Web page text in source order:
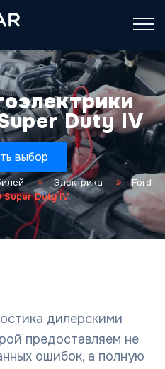
Duty IV
выбор
Электрика
Ford
Duty IV
дилерскими
предоставляем не
ошибок, а полную